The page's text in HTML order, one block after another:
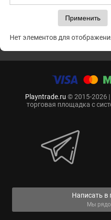
Нет элементов для
Playntrade.ru © 2015-2026
торговая площадка с
Написать в
Мы